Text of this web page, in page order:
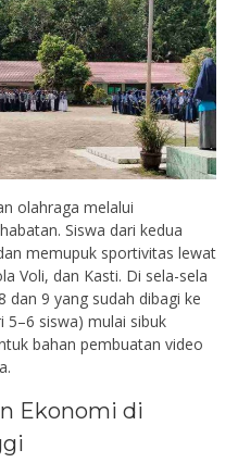
olahraga melalui
Siswa dari kedua
memupuk sportivitas lewat
Voli, dan Kasti. Di sela-sela
dan 9 yang sudah dibagi ke
5–6 siswa) mulai sibuk
bahan pembuatan video
Ekonomi di